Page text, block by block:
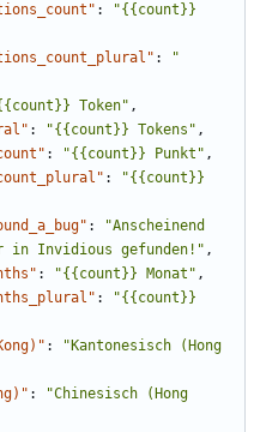
:
"{{count}}
:
"
Token" ,
: "{{count}} Tokens" ,
: "{{count}} Punkt" ,
:
"{{count}}
:
"Anscheinend
in Invidious gefunden!" ,
: "{{count}} Monat" ,
:
"{{count}}
:
"Kantonesisch (Hong
:
"Chinesisch (Hong